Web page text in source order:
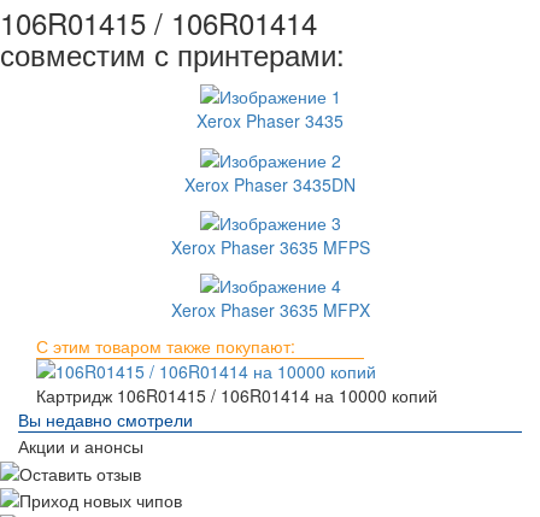
106R01415 / 106R01414
совместим с принтерами:
Xerox Phaser 3435
Xerox Phaser 3435DN
Xerox Phaser 3635 MFPS
Xerox Phaser 3635 MFPX
С этим товаром также покупают:
Картридж 106R01415 / 106R01414 на 10000 копий
Вы недавно смотрели
Акции и анонсы